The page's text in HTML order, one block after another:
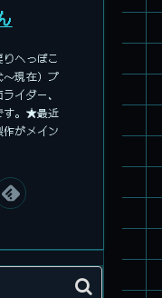
へっぽこ
～現在）プ
イダー、
す。★最近
がメイン
アクティブアーマ